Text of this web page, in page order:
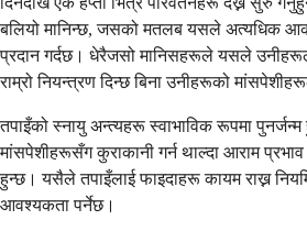
बलियो मानिन्छ, जसको मतलब यसले अत्यधिक
प्रदान गर्दछ। धेरैजसो मानिसहरूले यसले
राम्रो नियन्त्रण दिन्छ बिना उनीहरूको
तपाइँको स्नायु अन्त्यहरू स्वाभाविक रूपमा पुनर्जन्म
मांसपेशीहरूसँग कुराकानी गर्न थाल्दा आराम
हुन्छ। यसैले तपाइँलाई फाइदाहरू कायम राख्न
आवश्यकता पर्नेछ।